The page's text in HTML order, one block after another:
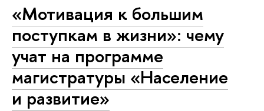
«Мотивация к большим
поступкам в жизни»: чему
учат на программе
магистратуры «Население
и развитие»